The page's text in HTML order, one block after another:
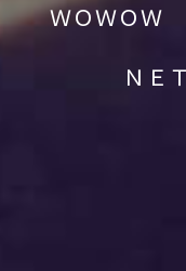
ＷＯＷＯＷ
ＮＥ